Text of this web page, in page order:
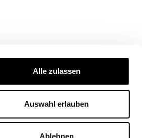
Alle zulassen
Auswahl erlauben
Ablehnen